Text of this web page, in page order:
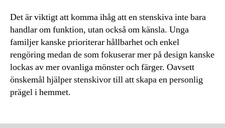
Det är viktigt att komma ihåg att en stenskiva inte bara
handlar om funktion, utan också om känsla. Unga
familjer kanske prioriterar hållbarhet och enkel
rengöring medan de som fokuserar mer på design kanske
lockas av mer ovanliga mönster och färger. Oavsett
önskemål hjälper stenskivor till att skapa en personlig
prägel i hemmet.